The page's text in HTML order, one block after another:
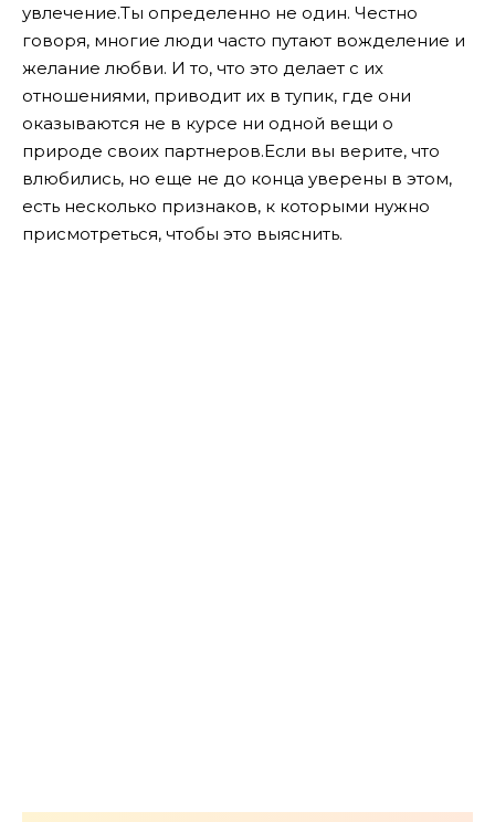
увлечение.Ты определенно не один. Честно
говоря, многие люди часто путают вожделение и
желание любви. И то, что это делает с их
отношениями, приводит их в тупик, где они
оказываются не в курсе ни одной вещи о
природе своих партнеров.Если вы верите, что
влюбились, но еще не до конца уверены в этом,
есть несколько признаков, к которыми нужно
присмотреться, чтобы это выяснить.